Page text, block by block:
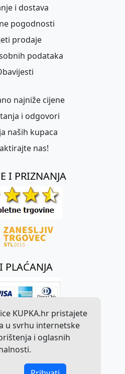
KUPKA.hr pristajete
u svrhu internetske
i oglasnih
i dostava
pogodnosti
prodaje
podataka
najniže cijene
i odgovori
naših kupaca
nas!
I PRIZNANJA
PLAĆANJA